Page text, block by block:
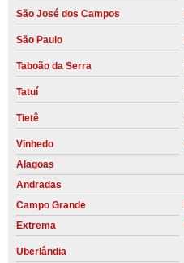
São José dos Campos
São Paulo
Taboão da Serra
Tatuí
Tietê
Vinhedo
Alagoas
Andradas
Campo Grande
Extrema
Uberlândia